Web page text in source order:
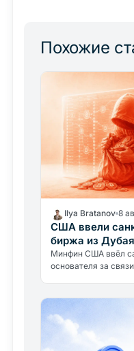
Похожие
Ilya Bratanov 8
США ввели
биржа из
Минфин США ввёл
основателя за